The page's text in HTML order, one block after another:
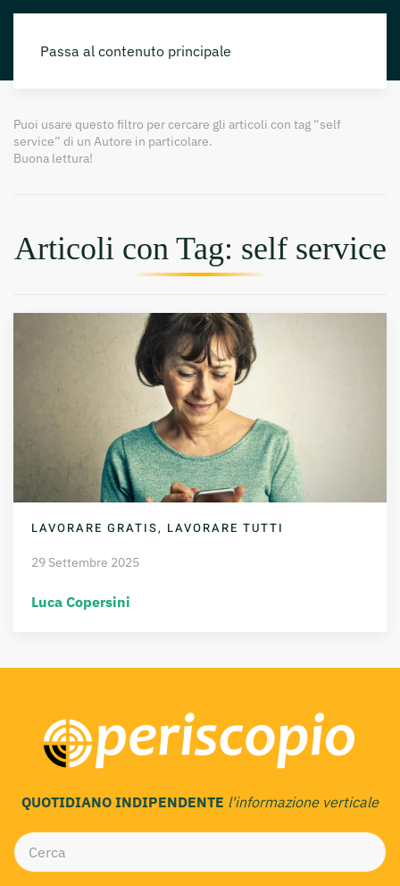
Passa al contenuto principale
Puoi usare questo filtro per cercare gli articoli con tag “self
service” di un Autore in particolare.
Buona lettura!
Articoli con Tag: self service
LAVORARE GRATIS, LAVORARE TUTTI
29 Settembre 2025
Luca Copersini
QUOTIDIANO INDIPENDENTE l'informazione verticale